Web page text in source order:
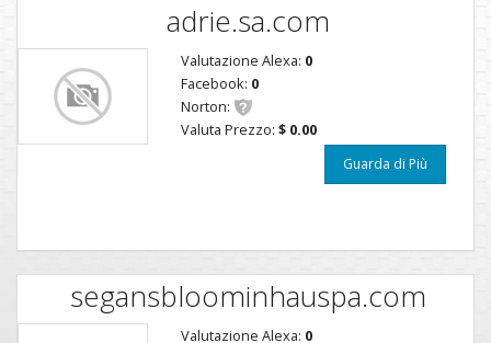
adrie.sa.com
Valutazione Alexa: 0
Facebook: 0
Norton:
Valuta Prezzo: $ 0.00
Guarda di Più
segansbloominhauspa.com
Valutazione Alexa: 0